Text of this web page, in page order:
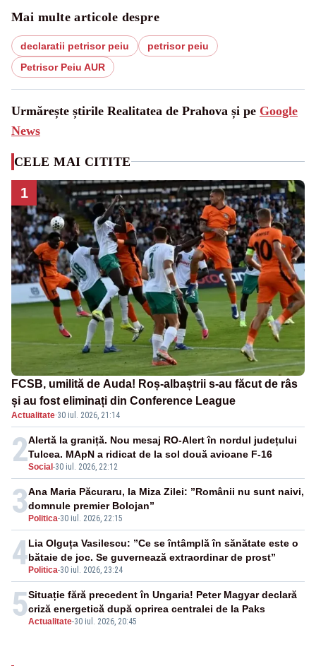
Mai multe articole despre
declaratii petrisor peiu
petrisor peiu
Petrisor Peiu AUR
Urmărește știrile Realitatea de Prahova și pe Google
News
CELE MAI CITITE
1
FCSB, umilită de Auda! Roș-albaștrii s-au făcut de râs
și au fost eliminați din Conference League
Actualitate·30 iul. 2026, 21:14
2Social -30 iul. 2026, 22:12
Alertă la graniță. Nou mesaj RO-Alert în nordul județului
Tulcea. MApN a ridicat de la sol două avioane F-16
3 Politica-30 iul. 2026, 22:15
Ana Maria Păcuraru, la Miza Zilei: ”Românii nu sunt naivi,
domnule premier Bolojan”
4 Politica-30 iul. 2026, 23:24
Lia Olguța Vasilescu: ”Ce se întâmplă în sănătate este o
bătaie de joc. Se guvernează extraordinar de prost”
5Actualitate-30 iul. 2026, 20:45
Situație fără precedent în Ungaria! Peter Magyar declară
criză energetică după oprirea centralei de la Paks